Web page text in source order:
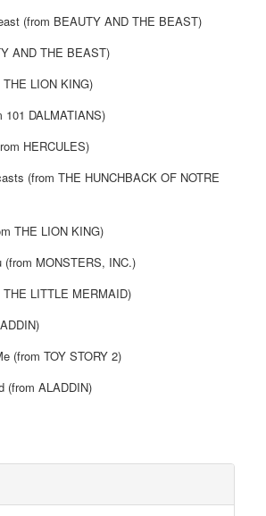
(from BEAUTY AND THE BEAST)
AND THE BEAST)
LION KING)
101 DALMATIANS)
HERCULES)
(from THE HUNCHBACK OF NOTRE
THE LION KING)
(from MONSTERS, INC.)
LITTLE MERMAID)
(from TOY STORY 2)
(from ALADDIN)